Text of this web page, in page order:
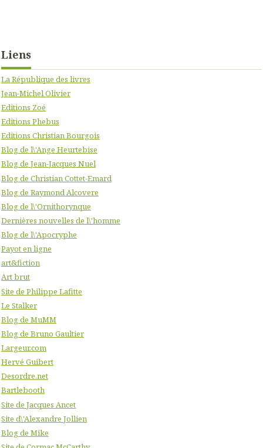
Liens
La République des livres
Jean-Michel Olivier
Editions Zoé
Editions Phebus
Editions Christian Bourgois
Blog de l\'Ange Heurtebise
Blog de Jean-Jacques Nuel
Blog de Christian Cottet-Emard
Blog de Raymond Alcovere
Blog de l\'Ornithorynque
Dernières nouvelles de l\'homme
Blog de l\'Apocryphe
Payot en ligne
art&fiction
Art brut
Site de Philippe Lafitte
Le Stalker
Blog de MuMM
Blog de Bruno Gaultier
Largeur.com
Hervé Guibert
Desordre.net
Bartlebooth
Site de Jacques Ancet
Site d\'Alexandre Jollien
Blog de Mike